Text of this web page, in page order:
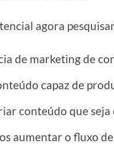
agora
de marketing de
capaz de
conteúdo que seja
aumentar o fluxo